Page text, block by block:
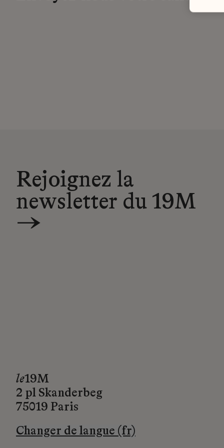
Rejoignez la
newsletter du 19M
→
le19M
2 pl Skanderbeg
75019 Paris
Changer de langue (fr)